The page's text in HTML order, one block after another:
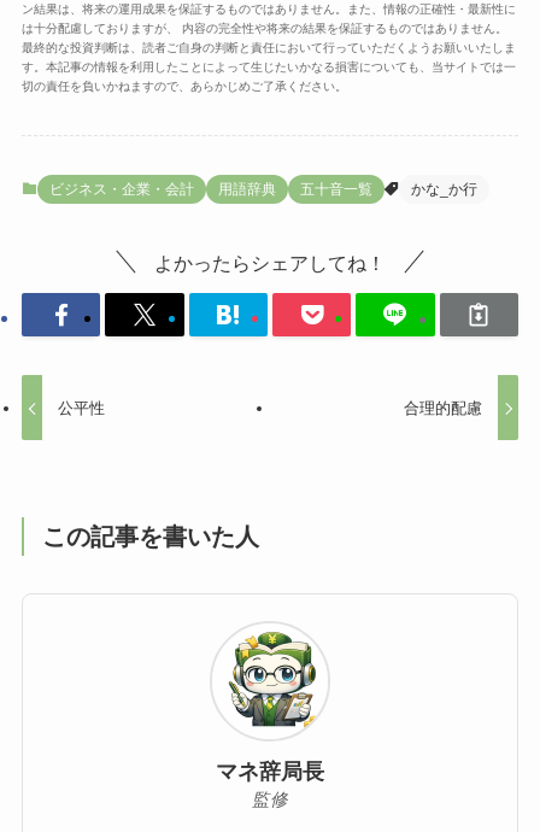
ン結果は、将来の運用成果を保証するものではありません。また、情報の正確性・最新性に
は十分配慮しておりますが、 内容の完全性や将来の結果を保証するものではありません。
最終的な投資判断は、読者ご自身の判断と責任において行っていただくようお願いいたしま
す。本記事の情報を利用したことによって生じたいかなる損害についても、当サイトでは一
切の責任を負いかねますので、あらかじめご了承ください。
ビジネス・企業・会計 用語辞典 五十音一覧 かな_か行
よかったらシェアしてね！
公平性 合理的配慮
この記事を書いた人
マネ辞局長
監修